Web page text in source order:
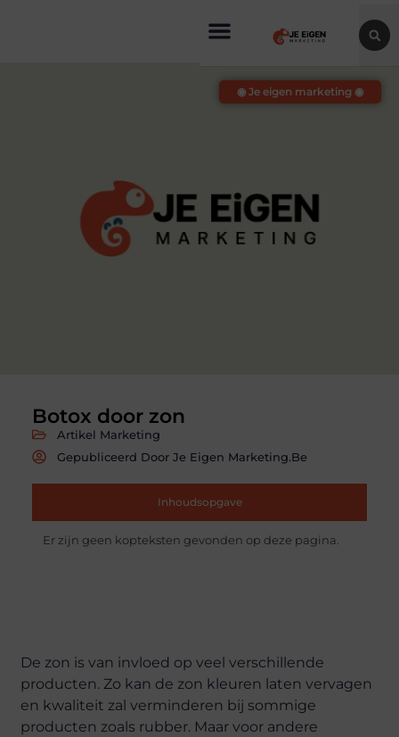
Botox door zon
Artikel Marketing
Gepubliceerd Door Je Eigen Marketing.be
Inhoudsopgave
Er zijn geen kopteksten gevonden op deze pagina.
◉ Je eigen marketing ◉
De zon is van invloed op veel verschillende
producten. Zo kan de zon kleuren laten vervagen
en kwaliteit zal verminderen bij sommige
producten zoals rubber. Maar voor andere